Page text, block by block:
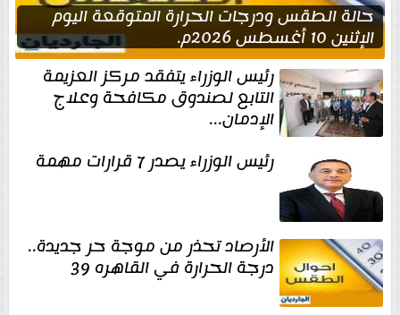
حالة الطقس ودرجات الحرارة المتوقعة اليوم
الإثنين 10 أغسطس 2026م.
رئيس الوزراء يتفقد مركز العزيمة
التابع لصندوق مكافحة وعلاج
الإدمان...
رئيس الوزراء يصدر 7 قرارات مهمة
الأرصاد تحذر من موجة حر جديدة..
درجة الحرارة في القاهره 39